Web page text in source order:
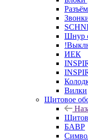
Шнур
ИЕК
Вилки
Щитовое
БАВР